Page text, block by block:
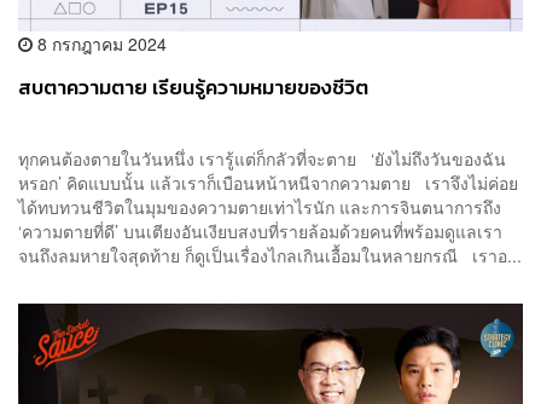
8 กรกฎาคม 2024
สบตาความตาย เรียนรู้ความหมายของชีวิต
ทุกคนต้องตายในวันหนึ่ง เรารู้แต่ก็กลัวที่จะตาย ‘ยังไม่ถึงวันของฉัน
หรอก’ คิดแบบนั้น แล้วเราก็เบือนหน้าหนีจากความตาย เราจึงไม่ค่อย
ได้ทบทวนชีวิตในมุมของความตายเท่าไรนัก และการจินตนาการถึง
‘ความตายที่ดี’ บนเตียงอันเงียบสงบที่รายล้อมด้วยคนที่พร้อมดูแลเรา
จนถึงลมหายใจสุดท้าย ก็ดูเป็นเรื่องไกลเกินเอื้อมในหลายกรณี เราอ...